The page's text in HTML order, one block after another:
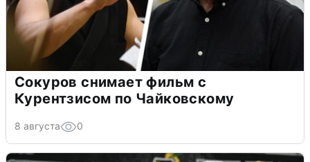
Сокуров снимает фильм с
Курентзисом по Чайковскому
8 августа 0